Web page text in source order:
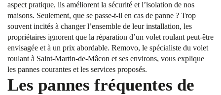
aspect pratique, ils améliorent la sécurité et l’isolation de nos
maisons. Seulement, que se passe-t-il en cas de panne ? Trop
souvent incités à changer l’ensemble de leur installation, les
propriétaires ignorent que la réparation d’un volet roulant peut-être
envisagée et à un prix abordable. Removo, le spécialiste du volet
roulant à Saint-Martin-de-Mâcon et ses environs, vous explique
les pannes courantes et les services proposés.
Les pannes fréquentes de